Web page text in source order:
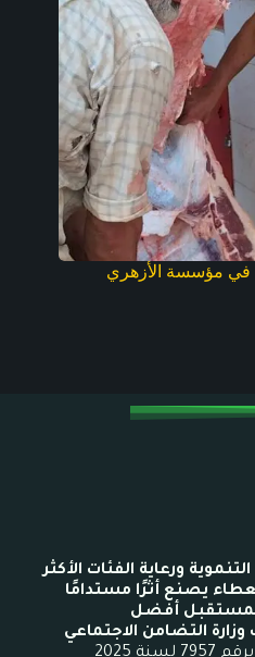
في مؤسسة الأزهري
ورعاية الفئات الأكثر
يصنع أثرًا مستدامًا
لمستقبل أفضل
التضامن الاجتماعي